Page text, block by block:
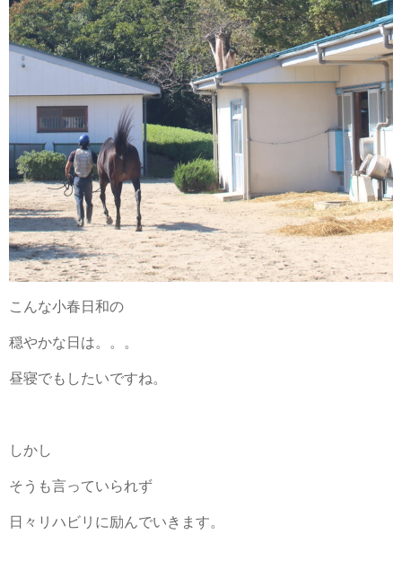
こんな小春日和の
穏やかな日は。。。
昼寝でもしたいですね。
しかし
そうも言っていられず
日々リハビリに励んでいきます。